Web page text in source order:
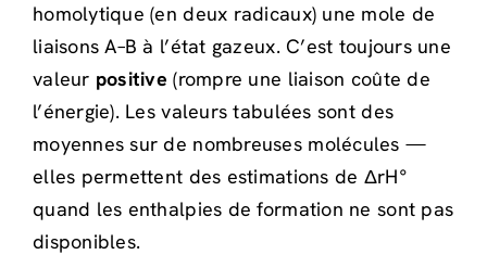
homolytique (en deux radicaux) une mole de
liaisons A–B à l’état gazeux. C’est toujours une
valeur positive (rompre une liaison coûte de
l’énergie). Les valeurs tabulées sont des
moyennes sur de nombreuses molécules —
elles permettent des estimations de ΔrH°
quand les enthalpies de formation ne sont pas
disponibles.